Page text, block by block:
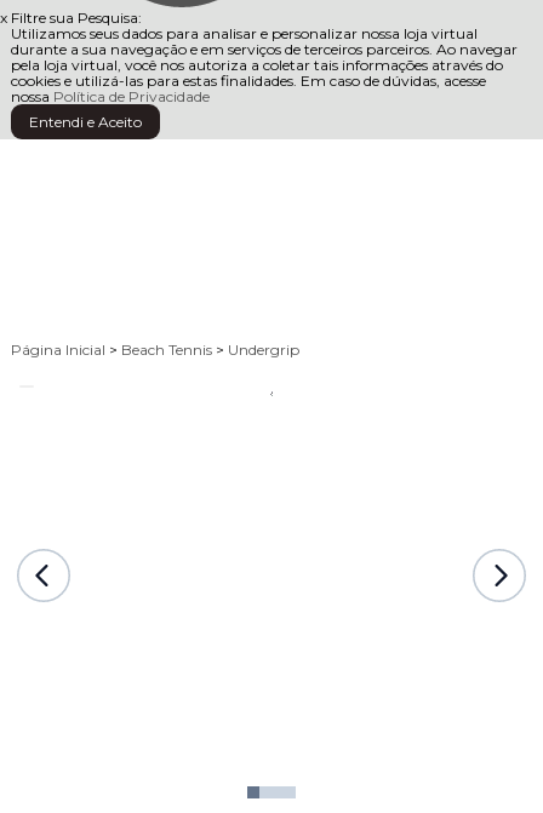
x Filtre sua Pesquisa:
Utilizamos seus dados para analisar e personalizar nossa loja virtual
durante a sua navegação e em serviços de terceiros parceiros. Ao navegar
pela loja virtual, você nos autoriza a coletar tais informações através do
cookies e utilizá-las para estas finalidades. Em caso de dúvidas, acesse
nossa Política de Privacidade
Entendi e Aceito
Página Inicial > Beach Tennis > Undergrip